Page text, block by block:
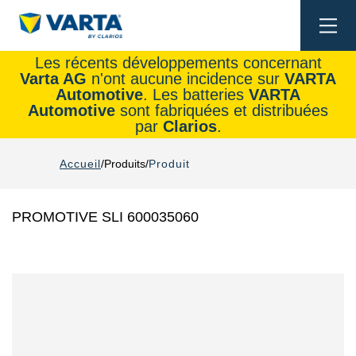
Les récents développements concernant
Varta AG n'ont aucune incidence sur VARTA
Automotive. Les batteries VARTA
Automotive sont fabriquées et distribuées
par Clarios.
Accueil Produits Produit
PROMOTIVE SLI 600035060